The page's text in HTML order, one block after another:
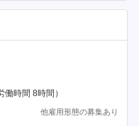
時間 8時間）
他雇用形態の募集あり